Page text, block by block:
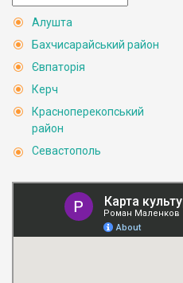
Алушта
Бахчисарайський район
Євпаторія
Керч
Красноперекопський
район
Севастополь